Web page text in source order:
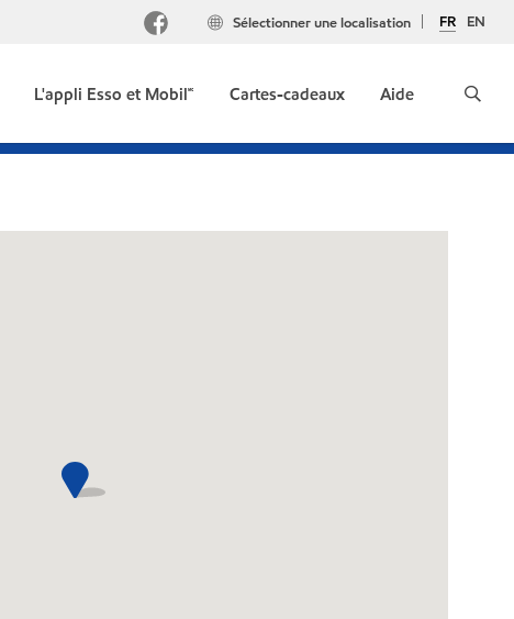
FR EN
Sélectionner une localisation
L'appli Esso et Mobil🅪 Cartes-cadeaux Aide